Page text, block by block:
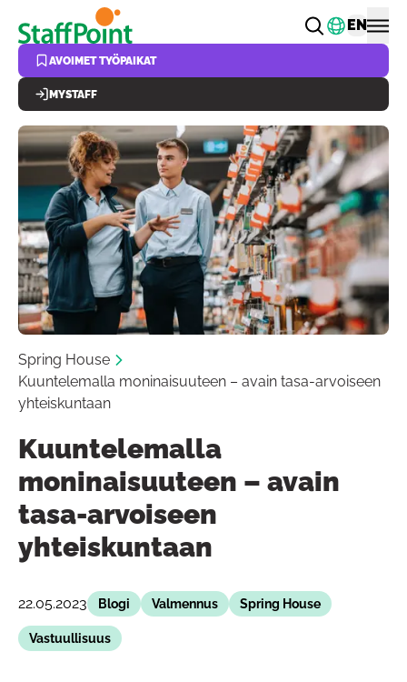
Hyppää pääsisältöön Vaihda
EN
AVOIMET TYÖPAIKAT
MYSTAFF
Spring House
Kuuntelemalla moninaisuuteen – avain tasa-arvoiseen
yhteiskuntaan
Kuuntelemalla
moninaisuuteen – avain
tasa-arvoiseen
yhteiskuntaan
22.05.2023 Blogi Valmennus Spring House
Vastuullisuus